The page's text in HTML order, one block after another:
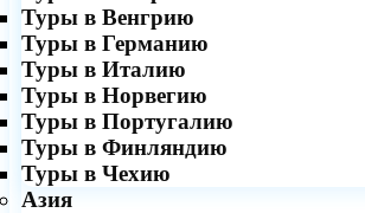
Туры в Венгрию
Туры в Германию
Туры в Италию
Туры в Норвегию
Туры в Португалию
Туры в Финляндию
Туры в Чехию
Азия